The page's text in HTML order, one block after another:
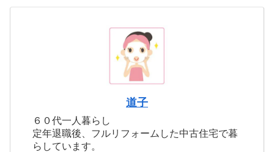
道子
６０代一人暮らし
定年退職後、フルリフォームした中古住宅で暮
らしています。